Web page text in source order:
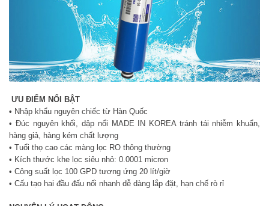
ƯU ĐIỂM NỔI BẬT
• Nhập khẩu nguyên chiếc từ Hàn Quốc
• Đúc nguyên khối, dập nổi MADE IN KOREA tránh tái nhiễm khuẩn,
hàng giả, hàng kém chất lượng
• Tuổi thọ cao các màng lọc RO thông thường
• Kích thước khe lọc siêu nhỏ: 0.0001 micron
• Công suất lọc 100 GPD tương ứng 20 lít/giờ
• Cấu tạo hai đầu đấu nối nhanh dễ dàng lắp đặt, hạn chế rò rỉ